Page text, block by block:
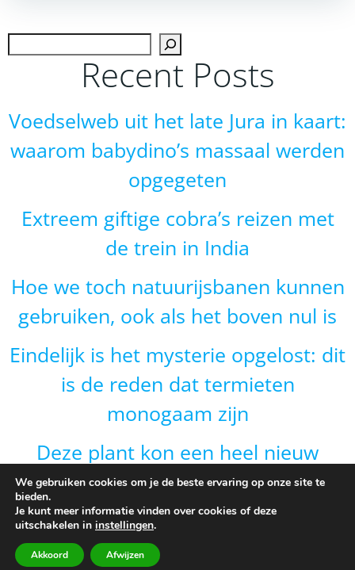
navigationnavigation
Recent Posts
Voedselweb uit het late Jura in kaart:
waarom babydino’s massaal werden
opgegeten
Extreem giftige cobra’s reizen met
de trein in India
Hoe we toch natuurijsbanen kunnen
gebruiken, ook als het boven nul is
Eindelijk is het mysterie opgelost: dit
is de reden dat termieten
monogaam zijn
Deze plant kon een heel nieuw
gebied veroveren door van vorm te
veranderen en dat is onverwacht
We gebruiken cookies om je de beste ervaring op onze site te
bieden.
Je kunt meer informatie vinden over cookies of deze
uitschakelen in instellingen.
Akkoord Afwijzen